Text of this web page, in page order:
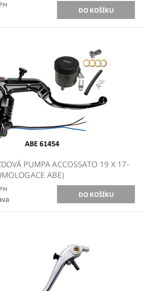
DPH
PUMPA ACCOSSATO 19 X 17-
ABE)
DPH